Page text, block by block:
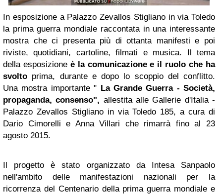
In esposizione a Palazzo Zevallos Stigliano in via Toledo
la prima guerra mondiale raccontata in una interessante
mostra che ci presenta più di ottanta manifesti e poi
riviste, quotidiani, cartoline, filmati e musica. Il tema
della esposizione è la comunicazione e il ruolo che ha
svolto prima, durante e dopo lo scoppio del conflitto.
Una mostra importante " La Grande Guerra - Società,
propaganda, consenso", allestita alle Gallerie d'Italia -
Palazzo Zevallos Stigliano in via Toledo 185, a cura di
Dario Cimorelli e Anna Villari che rimarrà fino al 23
agosto 2015.
Il progetto è stato organizzato da Intesa Sanpaolo
nell'ambito delle manifestazioni nazionali per la
ricorrenza del Centenario della prima guerra mondiale e